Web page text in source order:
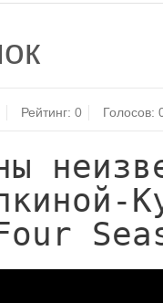
Рейтинг:0 Голосов: